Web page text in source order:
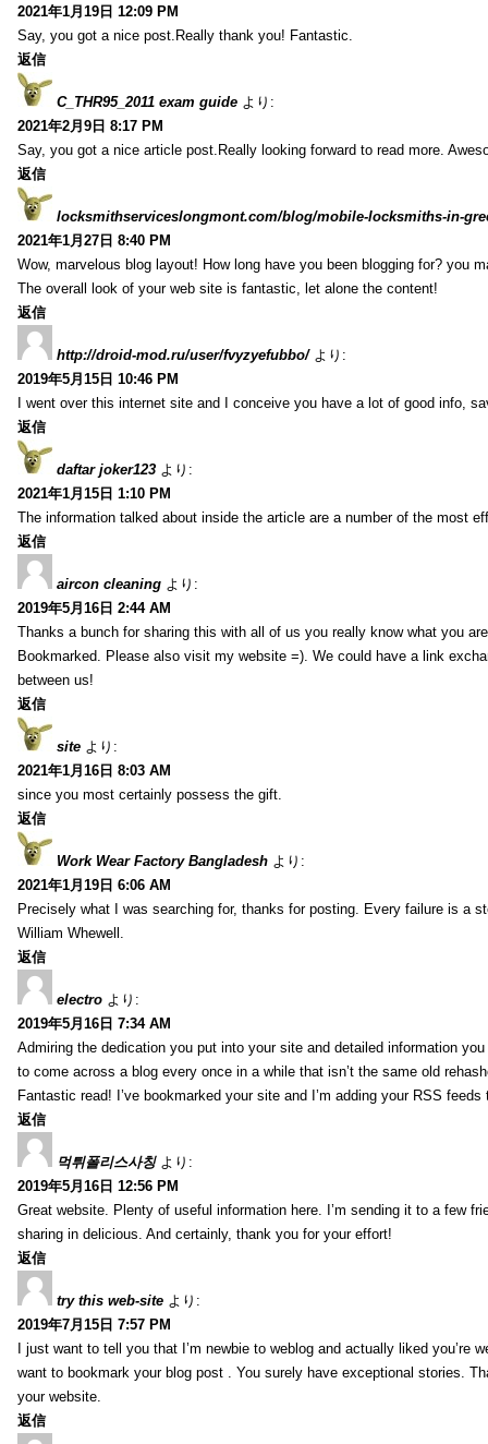
2021年1月19日 12:09 PM
Say, you got a nice post.Really thank you! Fantastic.
返信
C_THR95_2011 exam guide より:
2021年2月9日 8:17 PM
Say, you got a nice article post.Really looking forward to read more.
返信
locksmithserviceslongmont.com/blog/mobile-locksmiths-in-
2021年1月27日 8:40 PM
Wow, marvelous blog layout! How long have you been blogging for? you
The overall look of your web site is fantastic, let alone the content!
返信
http://droid-mod.ru/user/fvyzyefubbo/ より:
2019年5月15日 10:46 PM
I went over this internet site and I conceive you have a lot of good info,
返信
daftar joker123 より:
2021年1月15日 1:10 PM
The information talked about inside the article are a number of the most
返信
aircon cleaning より:
2019年5月16日 2:44 AM
Thanks a bunch for sharing this with all of us you really know what you
Bookmarked. Please also visit my website =). We could have a link
between us!
返信
site より:
2021年1月16日 8:03 AM
since you most certainly possess the gift.
返信
Work Wear Factory Bangladesh より:
2021年1月19日 6:06 AM
Precisely what I was searching for, thanks for posting. Every failure is a
William Whewell.
返信
electro より:
2019年5月16日 7:34 AM
Admiring the dedication you put into your site and detailed information you
to come across a blog every once in a while that isn’t the same old
Fantastic read! I’ve bookmarked your site and I’m adding your RSS
返信
먹튀폴리스사칭 より:
2019年5月16日 12:56 PM
Great website. Plenty of useful information here. I’m sending it to a few
sharing in delicious. And certainly, thank you for your effort!
返信
try this web-site より:
2019年7月15日 7:57 PM
I just want to tell you that I’m newbie to weblog and actually liked you’re
want to bookmark your blog post . You surely have exceptional stories.
your website.
返信